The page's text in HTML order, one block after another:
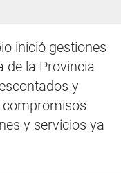
inició gestiones
de la Provincia
y
compromisos
y servicios ya